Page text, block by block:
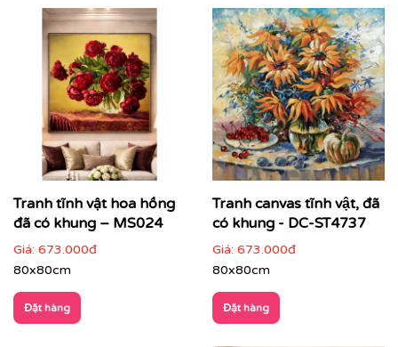
Tranh tĩnh vật hoa hồng
đã có khung – MS024
Giá: 673.000đ
80x80cm
Đặt hàng
Tranh canvas tĩnh vật, đã
có khung - DC-ST4737
Giá: 673.000đ
80x80cm
Đặt hàng